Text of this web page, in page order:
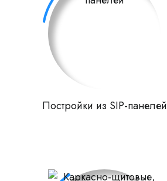
Постройки из SIP-панелей